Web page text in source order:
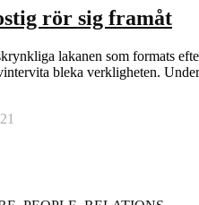
rör sig framåt
lakanen som formats
bleka verkligheten.